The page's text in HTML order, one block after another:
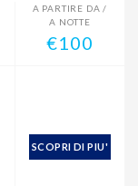
A PARTIRE DA /
A NOTTE
€100
SCOPRI DI PIU'